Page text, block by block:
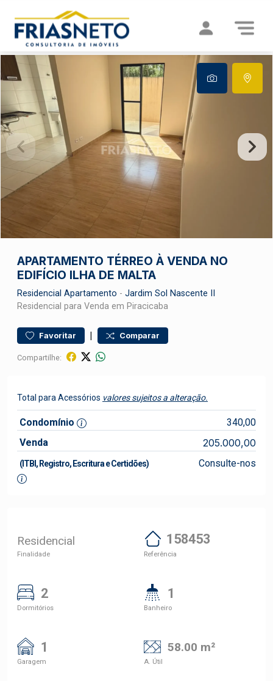
APARTAMENTO TÉRREO À VENDA NO
EDIFÍCIO ILHA DE MALTA
Residencial Apartamento - Jardim Sol Nascente II
Residencial para Venda em Piracicaba
Favoritar | Comparar
Compartilhe:
Total para Acessórios valores sujeitos a alteração.
Condomínio
340,00
Venda
205.000,00
(ITBI, Registro, Escritura e Certidões) Consulte-nos
Residencial
Finalidade
158453
Referência
2
Dormitórios
1
Banheiro
1
Garagem
58.00 m²
A. Útil